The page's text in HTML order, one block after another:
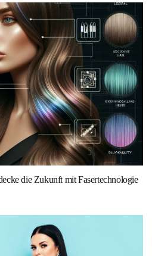
die Zukunft mit Fasertechnologie